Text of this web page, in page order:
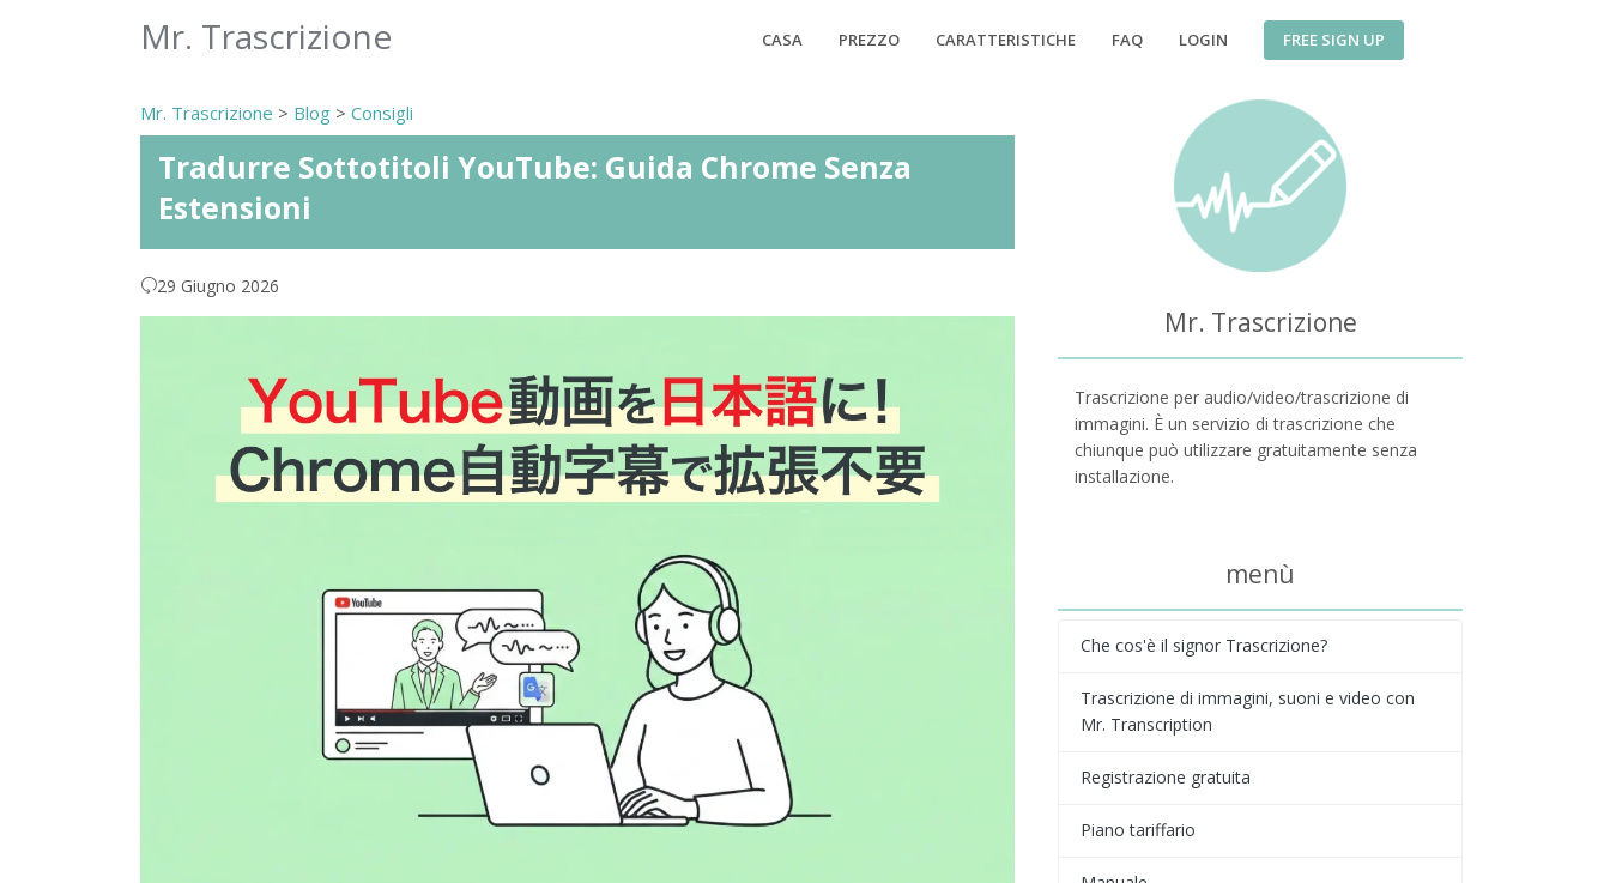
Mr. Trascrizione CASA PREZZO CARATTERISTICHE FAQ LOGIN FREE SIGN UP
Mr. Trascrizione > Blog > Consigli
Tradurre Sottotitoli YouTube: Guida Chrome Senza
Estensioni
29 Giugno 2026
Mr. Trascrizione
Trascrizione per audio/video/trascrizione di
immagini. È un servizio di trascrizione che
chiunque può utilizzare gratuitamente senza
installazione.
menù
Che cos'è il signor Trascrizione?
Trascrizione di immagini, suoni e video con
Mr. Transcription
Registrazione gratuita
Piano tariffario